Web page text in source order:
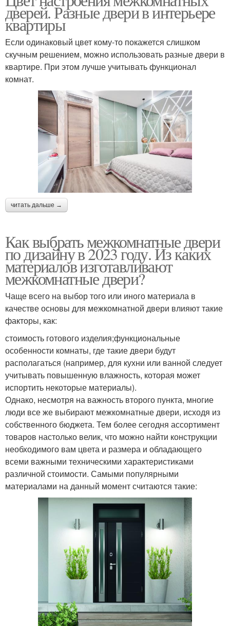
дверей. Разные двери в интерьере
квартиры
Если одинаковый цвет кому-то покажется слишком
скучным решением, можно использовать разные двери в
квартире. При этом лучше учитывать функционал
комнат.
читать дальше →
Как выбрать межкомнатные двери
по дизайну в 2023 году. Из каких
материалов изготавливают
межкомнатные двери?
Чаще всего на выбор того или иного материала в
качестве основы для межкомнатной двери влияют такие
факторы, как:
стоимость готового изделия;функциональные
особенности комнаты, где такие двери будут
располагаться (например, для кухни или ванной следует
учитывать повышенную влажность, которая может
испортить некоторые материалы).
Однако, несмотря на важность второго пункта, многие
люди все же выбирают межкомнатные двери, исходя из
собственного бюджета. Тем более сегодня ассортимент
товаров настолько велик, что можно найти конструкции
необходимого вам цвета и размера и обладающего
всеми важными техническими характеристиками
различной стоимости. Самыми популярными
материалами на данный момент считаются такие: